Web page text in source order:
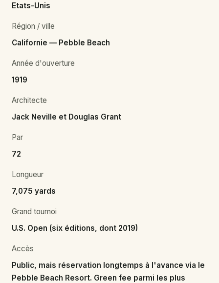
Etats-Unis
Région / ville
Californie — Pebble Beach
Année d'ouverture
1919
Architecte
Jack Neville et Douglas Grant
Par
72
Longueur
7,075 yards
Grand tournoi
U.S. Open (six éditions, dont 2019)
Accès
Public, mais réservation longtemps à l'avance via le
Pebble Beach Resort. Green fee parmi les plus